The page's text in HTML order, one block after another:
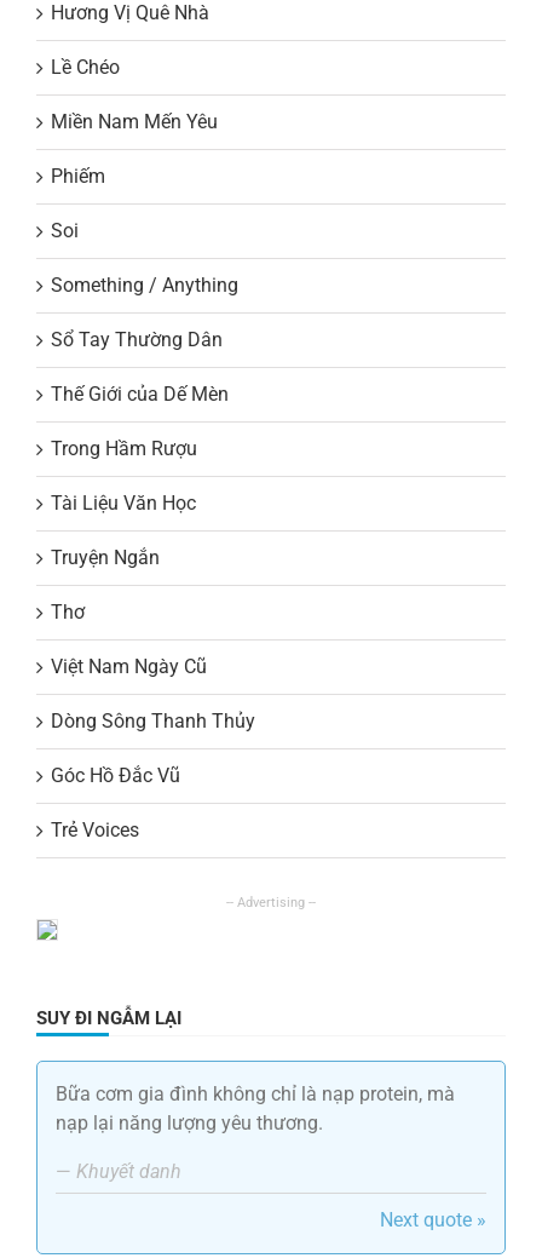
Hương Vị Quê Nhà
Lề Chéo
Miền Nam Mến Yêu
Phiếm
Soi
Something / Anything
Sổ Tay Thường Dân
Thế Giới của Dế Mèn
Trong Hầm Rượu
Tài Liệu Văn Học
Truyện Ngắn
Thơ
Việt Nam Ngày Cũ
Dòng Sông Thanh Thủy
Góc Hồ Đắc Vũ
Trẻ Voices
SUY ĐI NGẪM LẠI
Bữa cơm gia đình không chỉ là nạp protein, mà
nạp lại năng lượng yêu thương.
— Khuyết danh
Next quote »